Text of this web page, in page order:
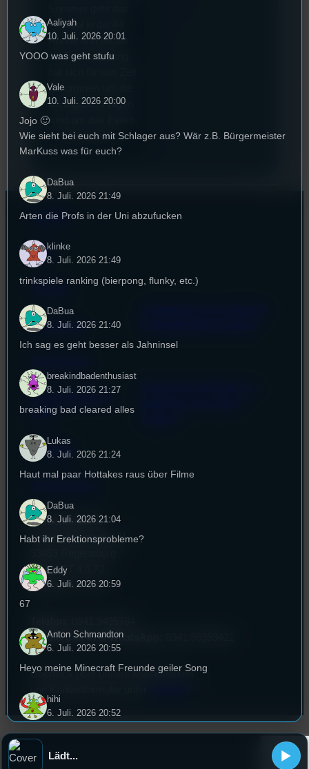
Festival in die 44.
Runde und Nicole,
die Festivalleitung,
genommen um die
wichtigsten Fragen
rund um das Event
zu beantworten.
Kontakt
FAQ
Satzung
Impressum
Cookie-Richtlinie
(EU)
Empfang
Studentenfunk
Universitätsstraße 31
Büro:PT 4.0.73
Studio:SH 1.39
Studio Call-In & WhatsApp:
Überblick über unsere Mailadressen
Aaliyah
10. Juli. 2026 20:01
YOOO was geht stufu
Vale
10. Juli. 2026 20:00
Jojo 🙂
Wie sieht bei euch mit Schlager aus? Wär z.B. Bürgermeister
MarKuss was für euch?
DaBua
8. Juli. 2026 21:49
Arten die Profs in der Uni abzufucken
klinke
8. Juli. 2026 21:49
trinkspiele ranking (bierpong, flunky, etc.)
DaBua
8. Juli. 2026 21:40
Ich sag es geht besser als Jahninsel
breakindbadenthusiast
8. Juli. 2026 21:27
breaking bad cleared alles
Lukas
8. Juli. 2026 21:24
Haut mal paar Hottakes raus über Filme
DaBua
8. Juli. 2026 21:04
Habt ihr Erektionsprobleme?
Eddy
6. Juli. 2026 20:59
67
Anton Schmandton
6. Juli. 2026 20:55
Heyo meine Minecraft Freunde geiler Song
hihi
6. Juli. 2026 20:52
du kannst mal meinen michael jackson
Lädt...